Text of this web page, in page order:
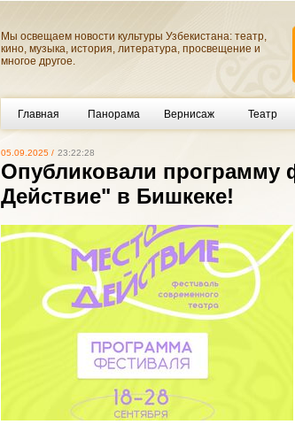
Мы освещаем новости культуры Узбекистана: театр,
кино, музыка, история, литература, просвещение и
многое другое.
Главная Панорама Вернисаж Театр
05.09.2025 / 23:22:28
Опубликовали программу
Действие" в Бишкеке!